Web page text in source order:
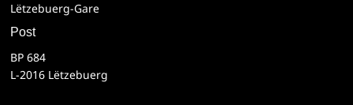
Lëtzebuerg-Gare
Post
BP 684
L-2016 Lëtzebuerg